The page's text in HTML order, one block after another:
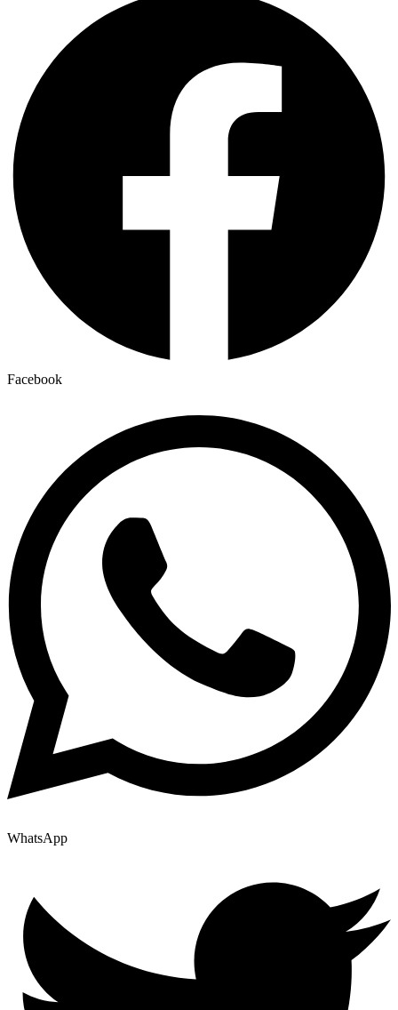
Facebook
WhatsApp